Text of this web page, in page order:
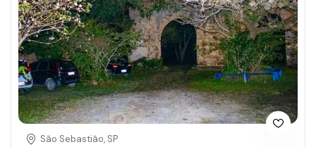
São Sebastião, SP